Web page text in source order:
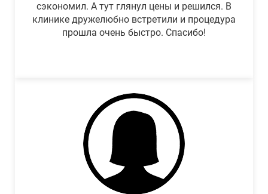
сэкономил. А тут глянул цены и решился. В
клинике дружелюбно встретили и процедура
прошла очень быстро. Спасибо!